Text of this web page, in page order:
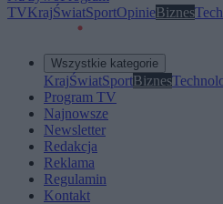
TVKrajŚwiatSportOpinieBiznes
Wszystkie kategorie
KrajŚwiatSportBiznes
Program TV
Najnowsze
Newsletter
Redakcja
Reklama
Regulamin
Kontakt